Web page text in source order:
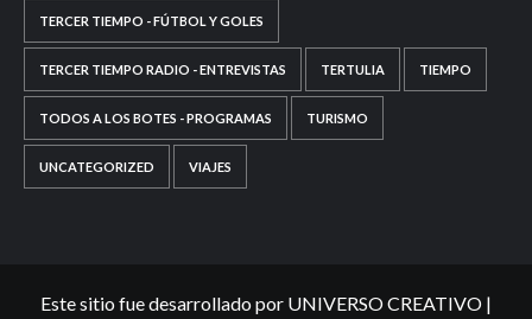
TERCER TIEMPO - FÚTBOL Y GOLES
TERCER TIEMPO RADIO - ENTREVISTAS TERTULIA TIEMPO
TODOS A LOS BOTES - PROGRAMAS TURISMO
UNCATEGORIZED VIAJES
Este sitio fue desarrollado por UNIVERSO CREATIVO |